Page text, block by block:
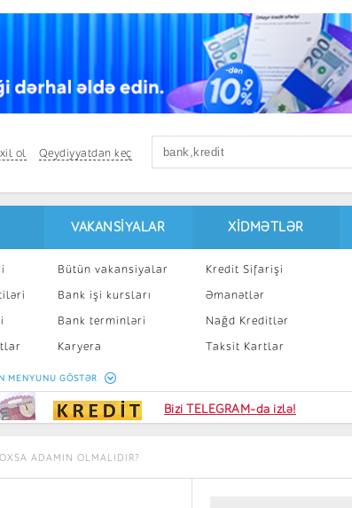
ol Qeydiyyatdan keç
VAKANSIYALAR
Bütün vakansiyalar
Bank işi kursları
Bank terminləri
Karyera
Peşakar inkişaf
XIDMƏTLƏR
Kredit Sifarişi
Əmanətlər
Nağd Kreditlər
Taksit Kartlar
Kart sifarişi
MENYUNU GÖSTƏR
Bizi TELEGRAM-da izlə!
ADAMIN OLMALIDIR?